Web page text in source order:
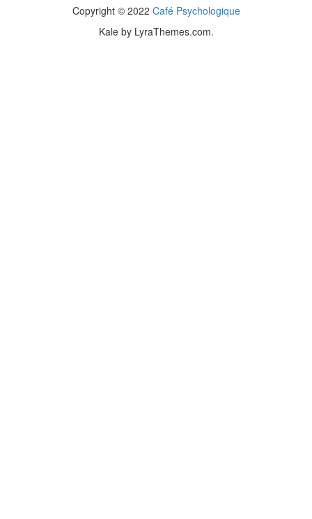
Copyright © 2022 Café Psychologique
Kaleby LyraThemes.com.